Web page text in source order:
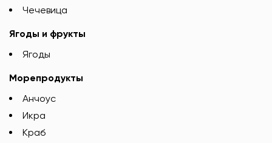
Чечевица
Ягоды и фрукты
Ягоды
Морепродукты
Анчоус
Икра
Краб